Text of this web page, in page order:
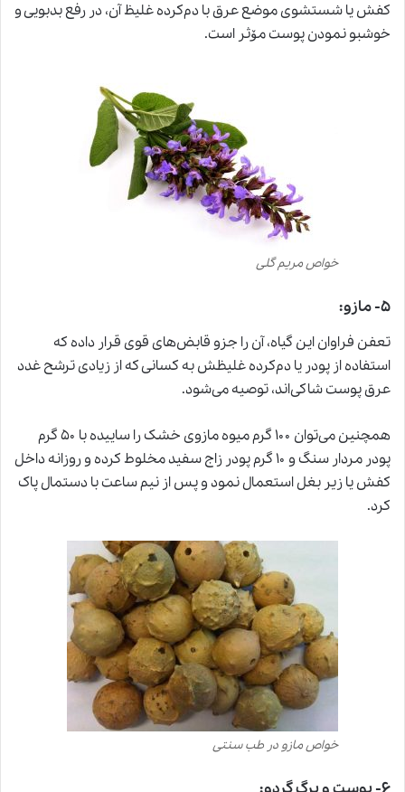
کفش یا شستشوی موضع عرق با دم‌کرده غلیظ آن، در رفع بدبویی و
خوشبو نمودن پوست مۆثر است.
خواص مریم گلی
۵- مازو:
تعفن فراوان این گیاه، آن را جزو قابض‌های قوی قرار داده که
استفاده از پودر یا دم‌کرده غلیظش به کسانی که از زیادی ترشح غدد
عرق پوست شاکی‌اند، توصیه می‌شود.
همچنین می‌توان ۱۰۰ گرم میوه مازوی خشک را ساییده با ۵۰ گرم
پودر مردار سنگ و ۱۰ گرم پودر زاج سفید مخلوط کرده و روزانه داخل
کفش یا زیر بغل استعمال نمود و پس از نیم ساعت با دستمال پاک
کرد.
خواص مازو در طب سنتی